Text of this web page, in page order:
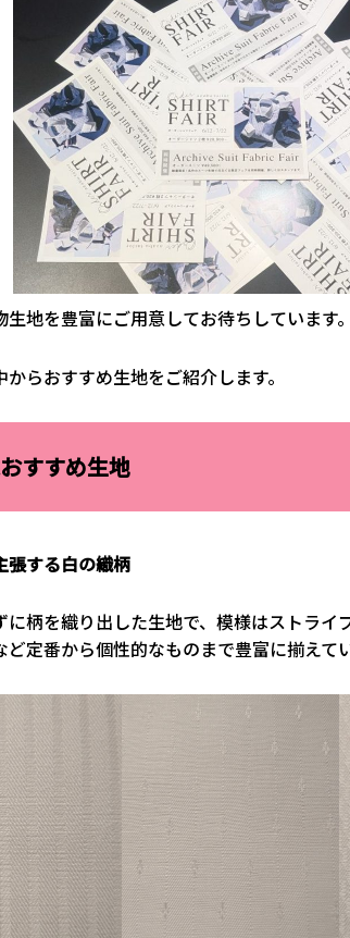
地を豊富にご用意してお待ちしています。
らおすすめ生地をご紹介します。
すすめ生地
張する白の織柄
に柄を織り出した生地で、模様はストライ
定番から個性的なものまで豊富に揃えてい